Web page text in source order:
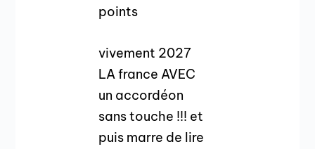
points
vivement 2027
LA france AVEC
un accordéon
sans touche !!! et
puis marre de lire